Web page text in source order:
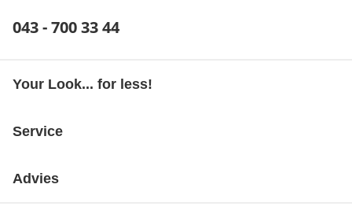
Telefoonnummer:
043 - 700 33 44
Your Look... for less!
Service
Advies